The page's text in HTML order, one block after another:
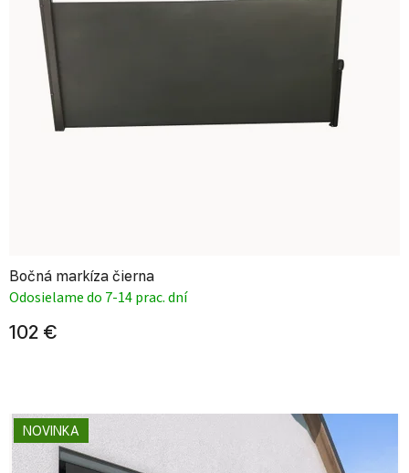
Bočná markíza čierna
Odosielame do 7-14 prac. dní
102 €
NOVINKA